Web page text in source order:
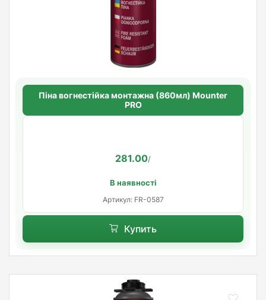
Піна вогнестійка монтажна (860мл) Mounter
PRO
281.00/
В наявності
Артикул: FR-0587
Купить